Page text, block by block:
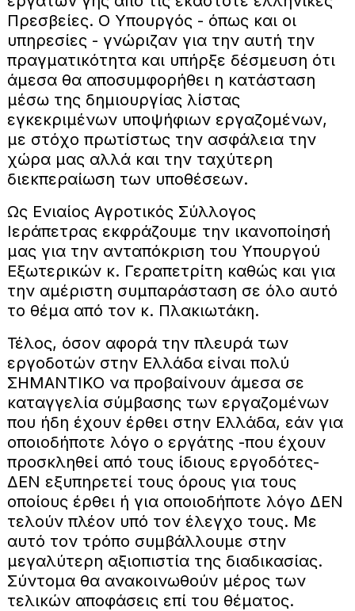
Πρεσβείες. Ο Υπουργός - όπως και οι
υπηρεσίες - γνώριζαν για την αυτή την
πραγματικότητα και υπήρξε δέσμευση ότι
άμεσα θα αποσυμφορήθει η κατάσταση
μέσω της δημιουργίας λίστας
εγκεκριμένων υποψήφιων εργαζομένων,
με στόχο πρωτίστως την ασφάλεια την
χώρα μας αλλά και την ταχύτερη
διεκπεραίωση των υποθέσεων.
Ως Ενιαίος Αγροτικός Σύλλογος
Ιεράπετρας εκφράζουμε την ικανοποίησή
μας για την ανταπόκριση του Υπουργού
Εξωτερικών κ. Γεραπετρίτη καθώς και για
την αμέριστη συμπαράσταση σε όλο αυτό
το θέμα από τον κ. Πλακιωτάκη.
Τέλος, όσον αφορά την πλευρά των
εργοδοτών στην Ελλάδα είναι πολύ
ΣΗΜΑΝΤΙΚΟ να προβαίνουν άμεσα σε
καταγγελία σύμβασης των εργαζομένων
που ήδη έχουν έρθει στην Ελλάδα, εάν για
οποιοδήποτε λόγο ο εργάτης -που έχουν
προσκληθεί από τους ίδιους εργοδότες-
ΔΕΝ εξυπηρετεί τους όρους για τους
οποίους έρθει ή για οποιοδήποτε λόγο ΔΕΝ
τελούν πλέον υπό τον έλεγχο τους. Με
αυτό τον τρόπο συμβάλλουμε στην
μεγαλύτερη αξιοπιστία της διαδικασίας.
Σύντομα θα ανακοινωθούν μέρος των
τελικών αποφάσεις επί του θέματος.